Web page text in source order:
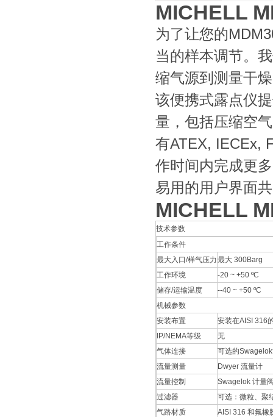
MICHELL
为了让您的
当的样本调节。
缩气源到测量干
该便携式露点仪
量，包括压缩空
有ATEX, IECEx,
作时间内完成更
易用的用户界面
MICHELL
技术参数
工作条件
最大入口/样气压力最大 300Barg
工作环境
-20 ~ +50 ºC
储存/运输温度
--40 ~ +50 ºC
机械参数
安装布置
安装在AISI 316
IP/NEMA等级
无
气体连接
可选的
流量测量
Dwyer 流量计
流量控制
Swagelok 计量
过滤器
可选：微粒、聚
气路材质
AISI 316 和氟橡